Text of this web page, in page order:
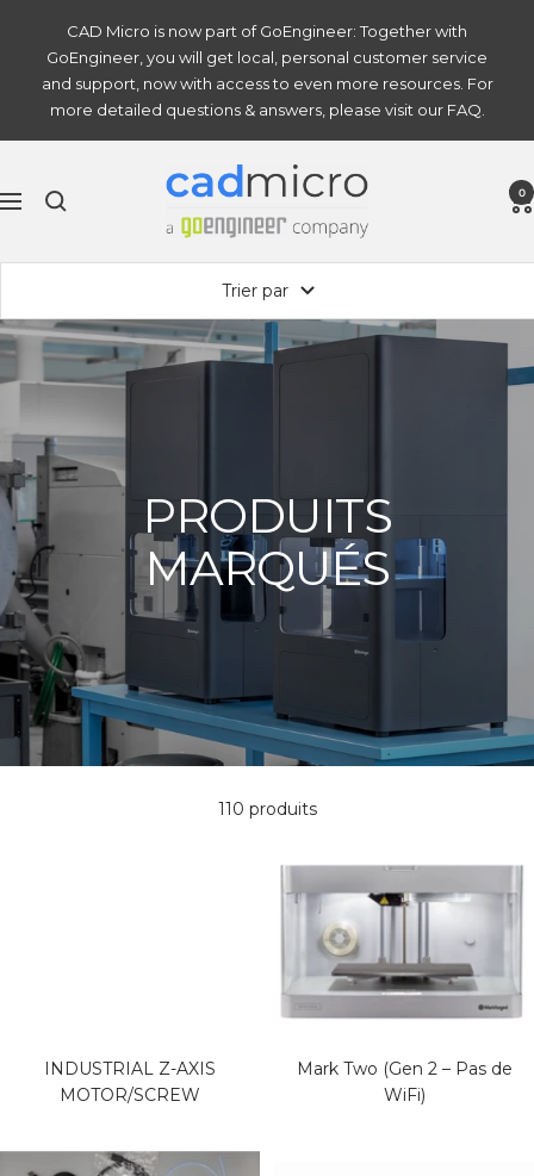
contenu
CAD Micro is now part of GoEngineer: Together with
GoEngineer, you will get local, personal customer service
and support, now with access to even more resources. For
more detailed questions & answers, please visit our FAQ.
Navigation
CAD
Inc.
0
Trier par
PRODUITS
MARQUÉS
110 produits
INDUSTRIAL Z-AXIS
MOTOR/SCREW
Mark Two (Gen 2 – Pas de
WiFi)